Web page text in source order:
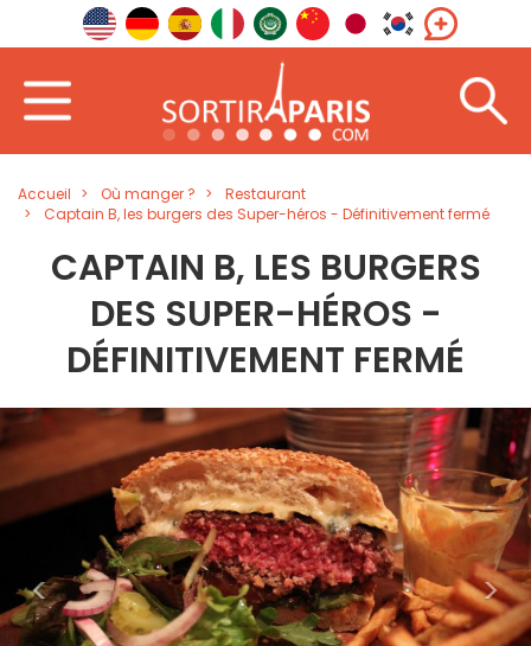
Accueil Où manger ?
Restaurant
Captain B, les burgers des Super-héros - Définitivement fermé
CAPTAIN B, LES BURGERS
DES SUPER-HÉROS -
DÉFINITIVEMENT FERMÉ
< >